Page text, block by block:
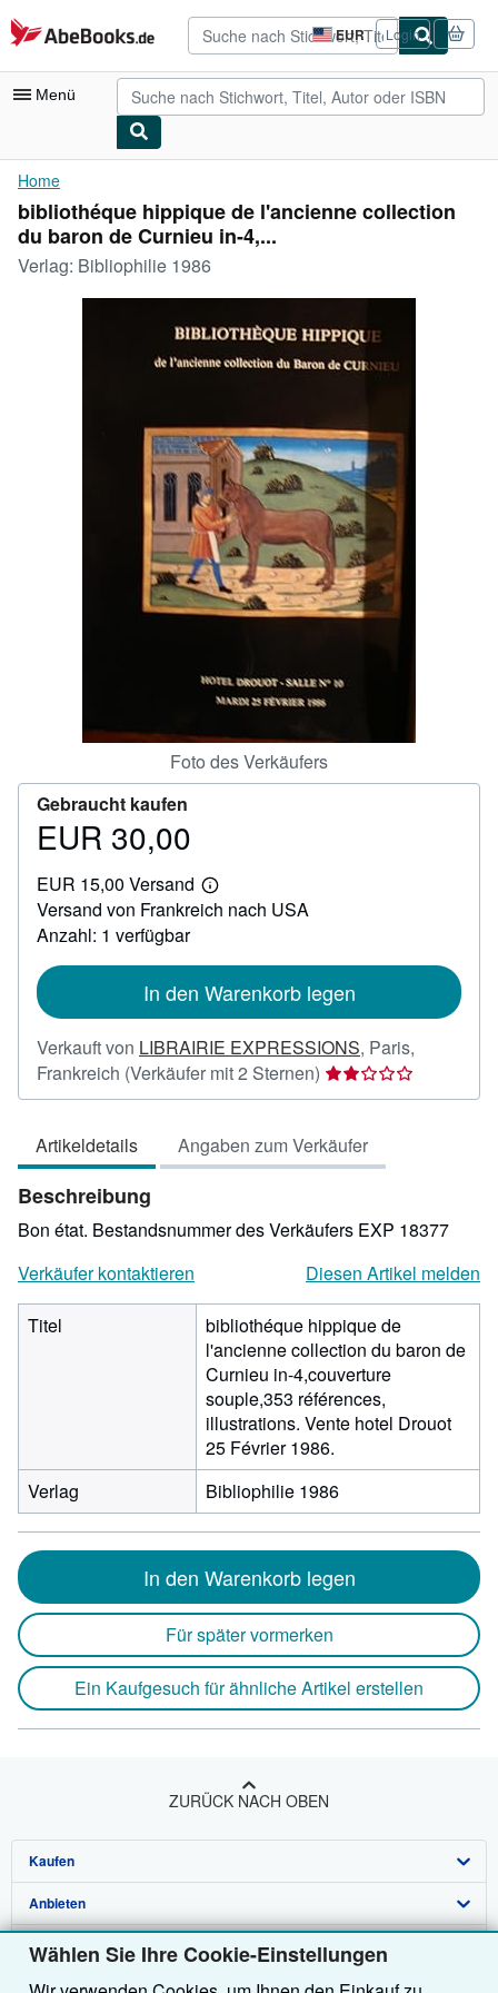
Wählen Sie Ihre Cookie-Einstellungen
Zum Hauptinhalt
AbeBooks.de EUR
Seite
der
Einkaufseinstellungen.
Login
Menü
Nutzerkonto
Meine Bestellungen
Detailsuche
Sammlungen
Kunst & Sammlerstücke
SCHLIESSEN
Home
bibliothéque hippique de l'ancienne collection
du baron de Curnieu in-4,...
Verlag: Bibliophilie 1986
Foto des Verkäufers
Gebraucht kaufen
Preis
30,00
EUR 30,00
EUR 15,00 Versand
Weitere
Informationen
Versand von Frankreich nach USA
Anzahl: 1 verfügbar
In den Warenkorb legen
Verkauft von LIBRAIRIE EXPRESSIONS, Paris,
Frankreich (Verkäufer mit 2 Sternen) Verkäuferbewertung
2
5
Sternen
Artikeldetails Angaben zum Verkäufer
Beschreibung
Bon état. Bestandsnummer des Verkäufers EXP 18377
Verkäufer kontaktieren
Diesen Artikel melden
Titel
bibliothéque hippique de
l'ancienne collection du baron de
Curnieu in-4,couverture
souple,353 références,
illustrations. Vente hotel Drouot
25 Février 1986.
Verlag
Bibliophilie 1986
In den Warenkorb legen
Für später vormerken
Ein Kaufgesuch für ähnliche Artikel erstellen
ZURÜCK NACH OBEN
Kaufen
Detailsuche
Sammlungen
Nutzerkonto
Anbieten
Verkäufer werden
Partnerprogramm
Über uns
Über uns / Impressum
Hilfe